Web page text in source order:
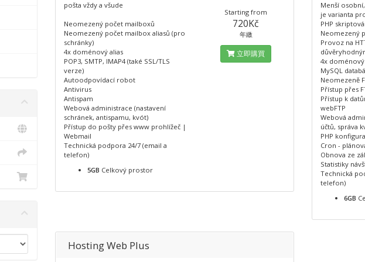
pošta vždy a všude
Neomezený počet mailboxů
Neomezený počet mailbox aliasů (pro
schránky)
4x doménový alias
POP3, SMTP, IMAP4 (také SSL/TLS
verze)
Autoodpovídací robot
Antivirus
Antispam
Webová administrace (nastavení
schránek, antispamu, kvót)
Přístup do pošty přes www prohlížeč |
Webmail
Technická podpora 24/7 (email a
telefon)
5GB Celkový prostor
Starting from
720Kč
年繳
立即購買
Menší
je varianta
PHP
Neomezený
Provoz na
4x doménový
MySQL
Neomezeně
Přístup přes
Přístup k
webFTP
Webová
účtů, správa
PHP
Cron -
Obnova ze
Statistiky
Technická
telefon)
6GB
Hosting Web Plus